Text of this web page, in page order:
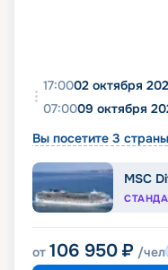
17:0002 октября
07:0009 октября
Вы посетите 3
MSC
от 106 950 ₽ /чел